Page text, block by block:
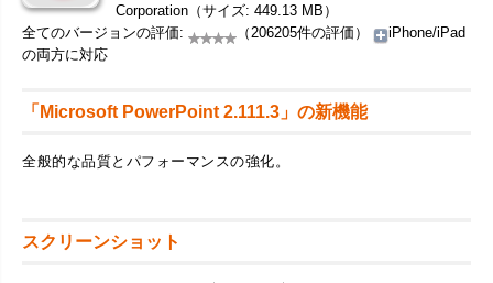
Corporation（サイズ: 449.13 MB）
全てのバージョンの評価:
（206205件の評価）
iPhone/iPad
の両方に対応
「Microsoft PowerPoint 2.111.3」の新機能
全般的な品質とパフォーマンスの強化。
スクリーンショット